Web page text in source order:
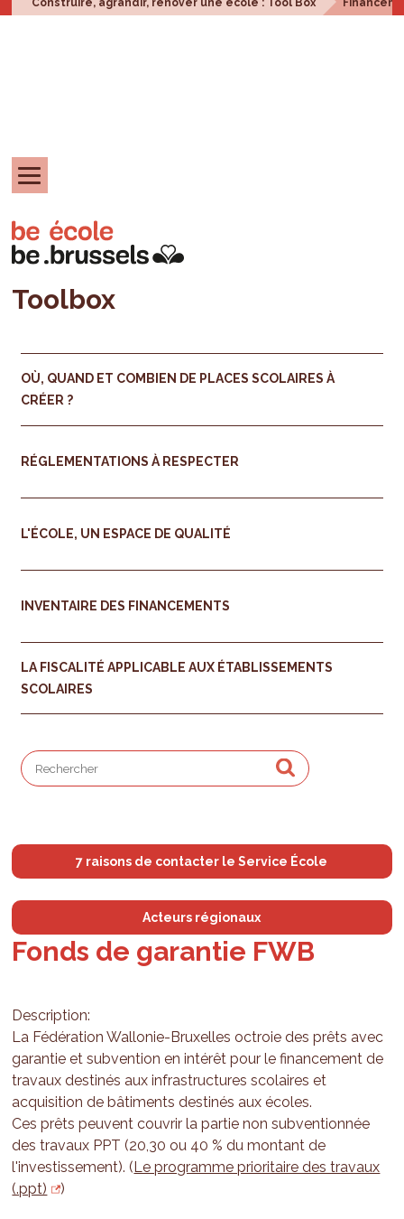
Construire, agrandir, rénover une école : Tool Box
Toolbox
OÙ, QUAND ET COMBIEN DE PLACES SCOLAIRES À
CRÉER ?
RÉGLEMENTATIONS À RESPECTER
L'ÉCOLE, UN ESPACE DE QUALITÉ
INVENTAIRE DES FINANCEMENTS
LA FISCALITÉ APPLICABLE AUX ÉTABLISSEMENTS
SCOLAIRES
7 raisons de contacter le Service École
Acteurs régionaux
Fonds de garantie FWB
Description:
La Fédération Wallonie-Bruxelles octroie des prêts avec
garantie et subvention en intérêt pour le financement de
travaux destinés aux infrastructures scolaires et
acquisition de bâtiments destinés aux écoles.
Ces prêts peuvent couvrir la partie non subventionnée
des travaux PPT (20,30 ou 40 % du montant de
l'investissement). ( Le programme prioritaire des travaux
(.ppt)
)